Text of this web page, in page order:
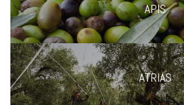
APIS
ATRIAS